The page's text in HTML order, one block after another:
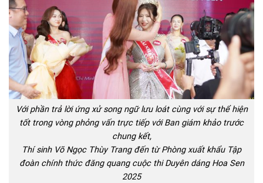
Với phần trả lời ứng xử song ngữ lưu loát cùng với sự thể hiện
tốt trong vòng phỏng vấn trực tiếp với Ban giám khảo trước
chung kết,
Thí sinh Võ Ngọc Thùy Trang đến từ Phòng xuất khẩu Tập
đoàn chính thức đăng quang cuộc thi Duyên dáng Hoa Sen
2025